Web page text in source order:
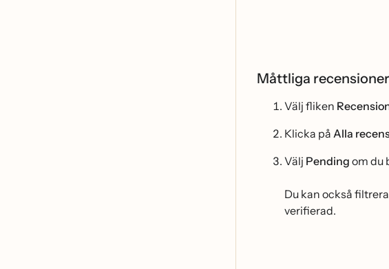
Måttliga recensioner
Välj fliken
Klicka på Alla
Välj Pending om du
Du kan också
verifierad.